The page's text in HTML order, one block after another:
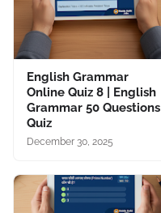
English Grammar
Online Quiz 8 | English
Grammar 50 Questions
Quiz
December 30, 2025